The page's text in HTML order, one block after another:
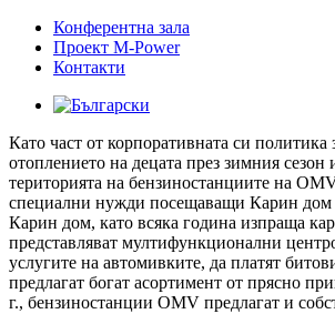
Конферентна зала
Проект M-Power
Контакти
Като част от корпоративната си
отоплението на децата през зимния
територията на бензиностанциите на
специални нужди посещаващи Карин дом
Карин дом, като всяка година изпраща
представляват мултифункционални
услугите на автомивките, да платят
предлагат богат асортимент от прясно
г., бензиностанции OMV предлагат и